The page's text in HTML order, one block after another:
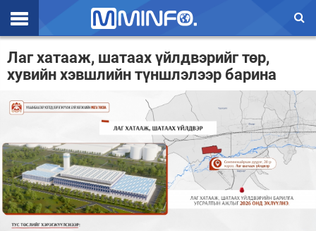
Эхлэл
Цаг агаар
Валют ханш
Эдийн засаг
Үзэл бодол
Спорт
Лаг хатааж, шатаах үйлдвэрийг төр,
хувийн хэвшлийн түншлэлээр барина